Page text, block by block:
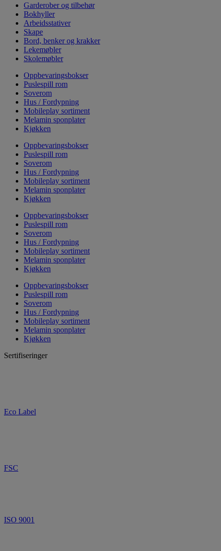
Garderober og tilbehør
Bokhyller
Arbeidsstativer
Skape
Bord, benker og krakker
Lekemøbler
Skolemøbler
Oppbevaringsbokser
Puslespill rom
Soverom
Hus / Fordypning
Mobileplay sortiment
Melamin sponplater
Kjøkken
Oppbevaringsbokser
Puslespill rom
Soverom
Hus / Fordypning
Mobileplay sortiment
Melamin sponplater
Kjøkken
Oppbevaringsbokser
Puslespill rom
Soverom
Hus / Fordypning
Mobileplay sortiment
Melamin sponplater
Kjøkken
Oppbevaringsbokser
Puslespill rom
Soverom
Hus / Fordypning
Mobileplay sortiment
Melamin sponplater
Kjøkken
Sertifiseringer
Eco Label
FSC
ISO 9001